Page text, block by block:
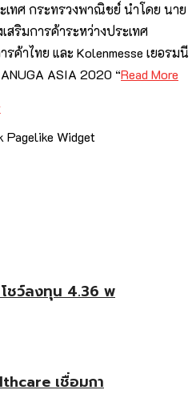
เทศ กระทรวงพาณิชย์ นำโดย นาย
ริมการค้าระหว่างประเทศ
าไทย และ Kolenmesse เยอรมนี
ASIA 2020 “Read More
ชว์ลงทุน 4.36 พ
เชื่อมกา